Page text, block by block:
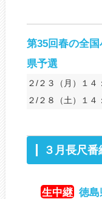
第35回春の全
県予選
２/２３（月）１４
２/２８（土）１４
３月長尺番
生中継 徳島